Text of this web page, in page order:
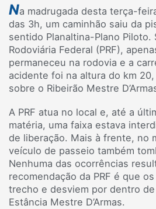
Na madrugada desta terça-
das 3h, um caminhão saiu da
sentido Planaltina-Plano Piloto.
Rodoviária Federal (PRF),
permaneceu na rodovia e a
acidente foi na altura do km
sobre o Ribeirão Mestre
A PRF atua no local e, até a
matéria, uma faixa estava
de liberação. Mais à frente, no
veículo de passeio também
Nenhuma das ocorrências
recomendação da PRF é que
trecho e desviem por dentro
Estância Mestre D’Armas.